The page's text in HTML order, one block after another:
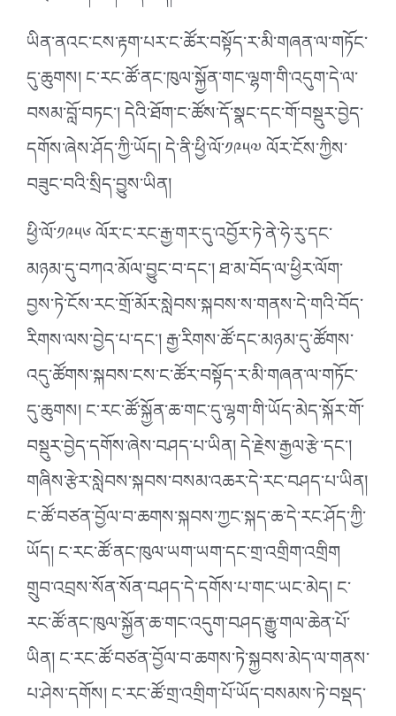
ཡིན་ནའང་ངས་རྟག་པར་ང་ཚོར་བསྟོད་ར་མི་གཞན་ལ་གཏོང་
དུ་ཆུགས། ང་རང་ཚོ་ནང་ཁུལ་སྐྱོན་གང་ལྷག་གི་འདུག་དེ་ལ་
བསམ་བློ་བཏང༌། དེའི་ཐོག་ང་ཚོས་དོ་སྣང་དང་གོ་བསྡུར་བྱེད་
དགོས་ཞེས་ཤོད་ཀྱི་ཡོད། དེ་ནི་ཕྱི་ལོ་༡༩༥༧ ལོར་ངོས་ཀྱིས་
བཟུང་བའི་སྲིད་བྱུས་ཡིན།
ཕྱི་ལོ་༡༩༥༦ ལོར་ང་རང་རྒྱ་གར་དུ་འབྱོར་ཏེ་ནེ་ཧེ་རུ་དང་
མཉམ་དུ་བཀའ་མོལ་བྱུང་བ་དང༌། ཐ་མ་བོད་ལ་ཕྱིར་ལོག་
བྱས་ཏེ་ངོས་རང་གྲོ་མོར་སླེབས་སྐབས་ས་གནས་དེ་གའི་བོད་
རིགས་ལས་བྱེད་པ་དང༌། རྒྱ་རིགས་ཚོ་དང་མཉམ་དུ་ཚོགས་
འདུ་ཚོགས་སྐབས་ངས་ང་ཚོར་བསྟོད་ར་མི་གཞན་ལ་གཏོང་
དུ་ཆུགས། ང་རང་ཚོ་སྐྱོན་ཆ་གང་དུ་ལྷག་གི་ཡོད་མེད་སྐོར་གོ་
བསྡུར་བྱེད་དགོས་ཞེས་བཤད་པ་ཡིན། དེ་རྗེས་རྒྱལ་རྩེ་དང༌།
གཞིས་རྩེར་སླེབས་སྐབས་བསམ་འཆར་དེ་རང་བཤད་པ་ཡིན།
ང་ཚོ་བཙན་བྱོལ་བ་ཆགས་སྐབས་ཀྱང་སྐད་ཆ་དེ་རང་ཤོད་ཀྱི་
ཡོད། ང་རང་ཚོ་ནང་ཁུལ་ཡག་ཡག་དང་གྲ་འགྲིག་འགྲིག
གྲུབ་འབྲས་སོན་སོན་བཤད་དེ་དགོས་པ་གང་ཡང་མེད། ང་
རང་ཚོ་ནང་ཁུལ་སྐྱོན་ཆ་གང་འདུག་བཤད་རྒྱུ་གལ་ཆེན་པོ་
ཡིན། ང་རང་ཚོ་བཙན་བྱོལ་བ་ཆགས་ཏེ་སྐྱབས་མེད་ལ་གནས་
པ་ཤེས་དགོས། ང་རང་ཚོ་གྲ་འགྲིག་པོ་ཡོད་བསམས་ཏེ་བསྡད་